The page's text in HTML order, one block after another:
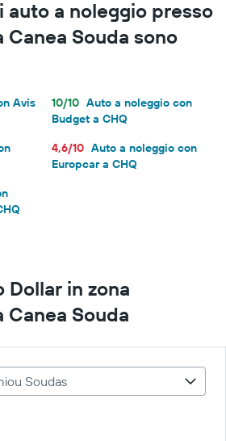
auto a noleggio presso
Souda sono
Avis
10/10 Auto a noleggio con
Budget a CHQ
4,6/10 Auto a noleggio con
Europcar a CHQ
Dollar in zona
Souda
Soudas